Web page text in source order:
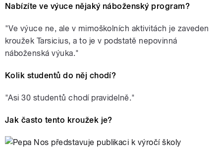
Nabízíte ve výuce nějaký náboženský program?
"Ve výuce ne, ale v mimoškolních aktivitách je zaveden
kroužek Tarsicius, a to je v podstatě nepovinná
náboženská výuka."
Kolik studentů do něj chodí?
"Asi 30 studentů chodí pravidelně."
Jak často tento kroužek je?